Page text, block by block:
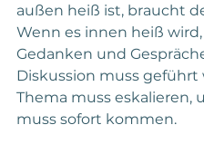
außen heiß ist, braucht
Wenn es innen heiß
Gedanken und
Diskussion muss
Thema muss eskalieren,
muss sofort kommen.